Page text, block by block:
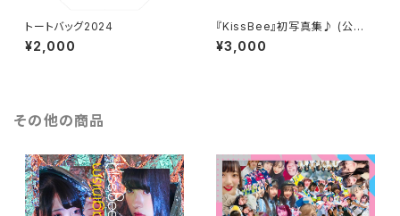
トートバッグ2024
¥2,000
『KissBee』初写真集♪ (公式
通販限定特典あり)
¥3,000
その他の商品